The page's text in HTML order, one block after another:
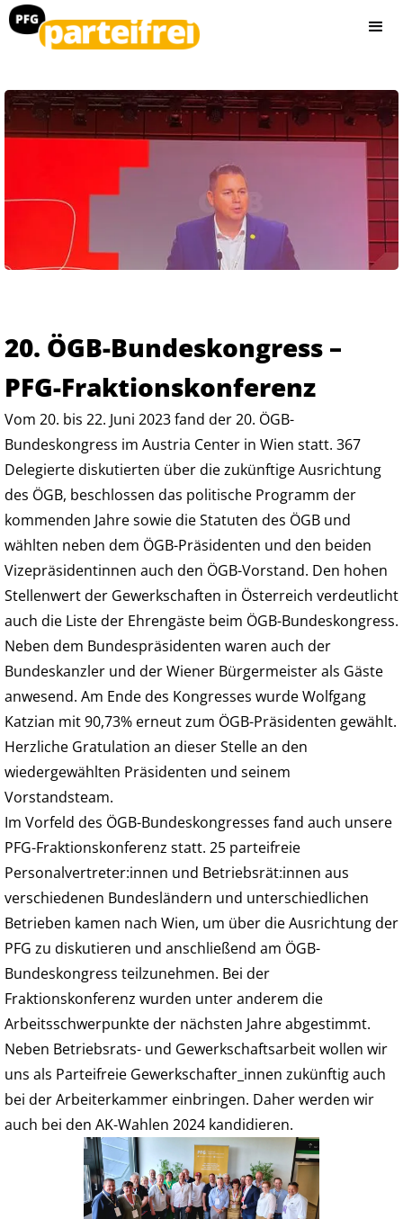
20. ÖGB-Bundeskongress –
PFG-Fraktionskonferenz
Vom 20. bis 22. Juni 2023 fand der 20. ÖGB-
Bundeskongress im Austria Center in Wien statt. 367
Delegierte diskutierten über die zukünftige Ausrichtung
des ÖGB, beschlossen das politische Programm der
kommenden Jahre sowie die Statuten des ÖGB und
wählten neben dem ÖGB-Präsidenten und den beiden
Vizepräsidentinnen auch den ÖGB-Vorstand. Den hohen
Stellenwert der Gewerkschaften in Österreich verdeutlicht
auch die Liste der Ehrengäste beim ÖGB-Bundeskongress.
Neben dem Bundespräsidenten waren auch der
Bundeskanzler und der Wiener Bürgermeister als Gäste
anwesend. Am Ende des Kongresses wurde Wolfgang
Katzian mit 90,73% erneut zum ÖGB-Präsidenten gewählt.
Herzliche Gratulation an dieser Stelle an den
wiedergewählten Präsidenten und seinem
Vorstandsteam.
Im Vorfeld des ÖGB-Bundeskongresses fand auch unsere
PFG-Fraktionskonferenz statt. 25 parteifreie
Personalvertreter:innen und Betriebsrät:innen aus
verschiedenen Bundesländern und unterschiedlichen
Betrieben kamen nach Wien, um über die Ausrichtung der
PFG zu diskutieren und anschließend am ÖGB-
Bundeskongress teilzunehmen. Bei der
Fraktionskonferenz wurden unter anderem die
Arbeitsschwerpunkte der nächsten Jahre abgestimmt.
Neben Betriebsrats- und Gewerkschaftsarbeit wollen wir
uns als Parteifreie Gewerkschafter_innen zukünftig auch
bei der Arbeiterkammer einbringen. Daher werden wir
auch bei den AK-Wahlen 2024 kandidieren.